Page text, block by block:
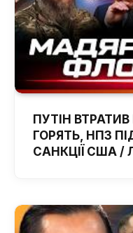
ПУТІН ВТРАТИВ
ГОРЯТЬ, НПЗ
САНКЦІЇ США /